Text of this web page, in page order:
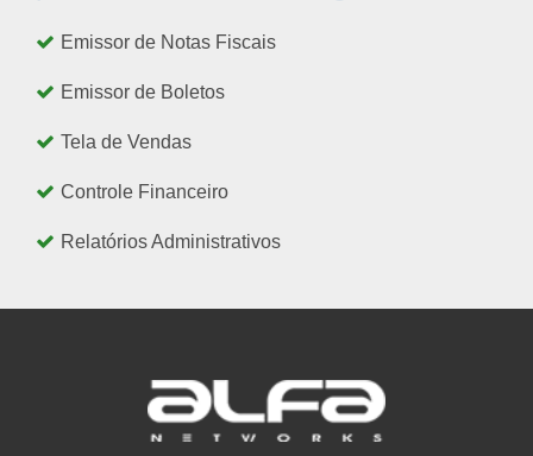
Emissor de Notas Fiscais
Emissor de Boletos
Tela de Vendas
Controle Financeiro
Relatórios Administrativos